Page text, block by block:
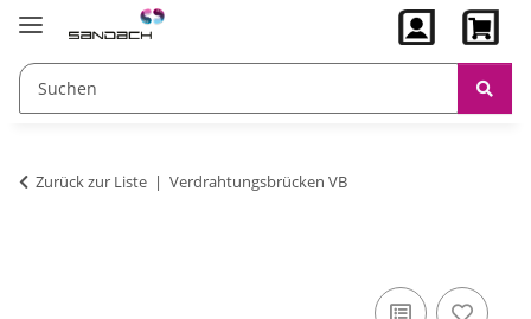
Zurück zur Liste Verdrahtungsbrücken VB